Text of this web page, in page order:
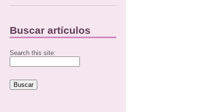
Buscar artículos
Search this site: